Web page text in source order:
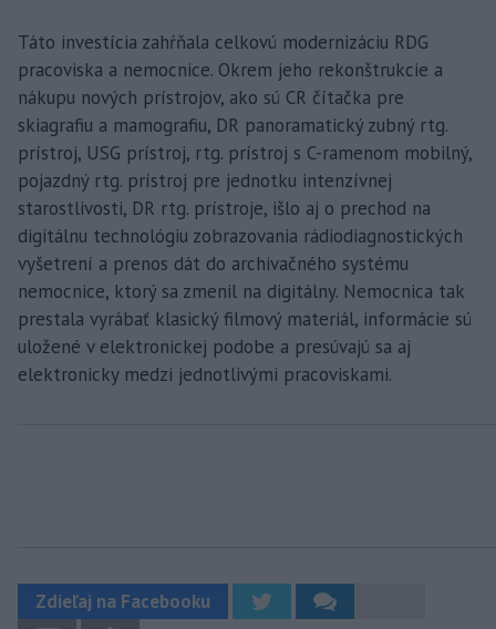
Táto investícia zahŕňala celkovú modernizáciu RDG
pracoviska a nemocnice. Okrem jeho rekonštrukcie a
nákupu nových prístrojov, ako sú CR čítačka pre
skiagrafiu a mamografiu, DR panoramatický zubný rtg.
prístroj, USG prístroj, rtg. prístroj s C-ramenom mobilný,
pojazdný rtg. prístroj pre jednotku intenzívnej
starostlivosti, DR rtg. prístroje, išlo aj o prechod na
digitálnu technológiu zobrazovania rádiodiagnostických
vyšetrení a prenos dát do archivačného systému
nemocnice, ktorý sa zmenil na digitálny. Nemocnica tak
prestala vyrábať klasický filmový materiál, informácie sú
uložené v elektronickej podobe a presúvajú sa aj
elektronicky medzi jednotlivými pracoviskami.
Zdieľaj na Facebooku